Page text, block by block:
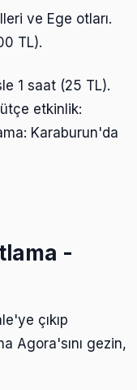
ve Ege otları.
TL).
1 saat (25 TL).
etkinlik:
Karaburun'da
-
çıkıp
Agora'sını gezin,